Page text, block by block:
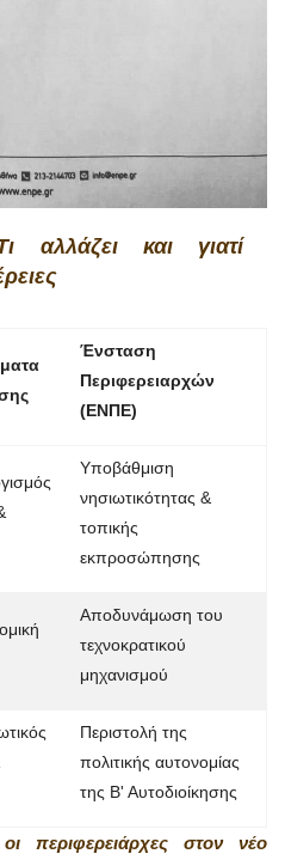
αλλάζει και γιατί
Ένσταση
Περιφερειαρχών
(ΕΝΠΕ)
Υποβάθμιση
νησιωτικότητας &
τοπικής
εκπροσώπησης
Αποδυνάμωση του
τεχνοκρατικού
μηχανισμού
Περιστολή της
πολιτικής αυτονομίας
της Β' Αυτοδιοίκησης
περιφερειάρχες στον νέο